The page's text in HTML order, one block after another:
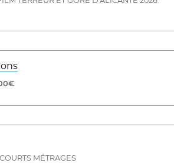
MÉTRAGES